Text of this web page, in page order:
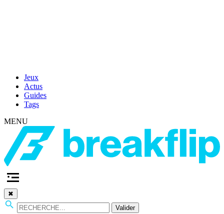
Jeux
Actus
Guides
Tags
MENU
✖
Valider